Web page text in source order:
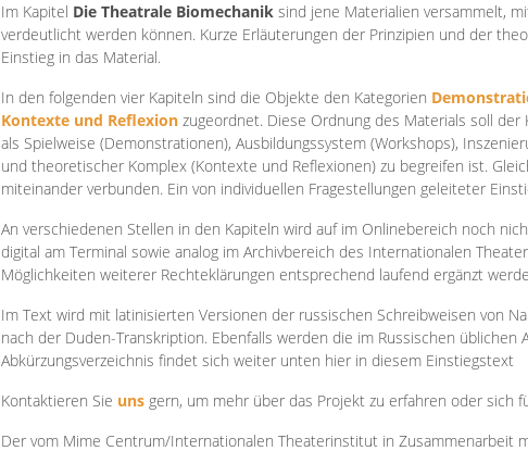
Im Kapitel Die Theatrale Biomechanik sind jene Materialien versammelt,
verdeutlicht werden können. Kurze Erläuterungen der Prinzipien und der
Einstieg in das Material.
In den folgenden vier Kapiteln sind die Objekte den Kategorien
Kontexte und Reflexion zugeordnet. Diese Ordnung des Materials soll
als Spielweise (Demonstrationen), Ausbildungssystem (Workshops),
und theoretischer Komplex (Kontexte und Reflexionen) zu begreifen ist.
miteinander verbunden. Ein von individuellen Fragestellungen geleiteter
An verschiedenen Stellen in den Kapiteln wird auf im Onlinebereich noch
digital am Terminal sowie analog im Archivbereich des Internationalen
Möglichkeiten weiterer Rechteklärungen entsprechend laufend ergänzt
Im Text wird mit latinisierten Versionen der russischen Schreibweisen von
nach der Duden-Transkription. Ebenfalls werden die im Russischen
Abkürzungsverzeichnis findet sich weiter unten hier in diesem Einstiegstext
Kontaktieren Sie uns gern, um mehr über das Projekt zu erfahren oder sich
Der vom Mime Centrum/Internationalen Theaterinstitut in Zusammenarbeit